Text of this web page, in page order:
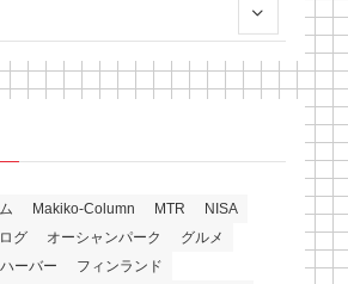
Makiko-Column MTR
NISA
グ オーシャンパーク
グルメ
ーバー
フィンランド